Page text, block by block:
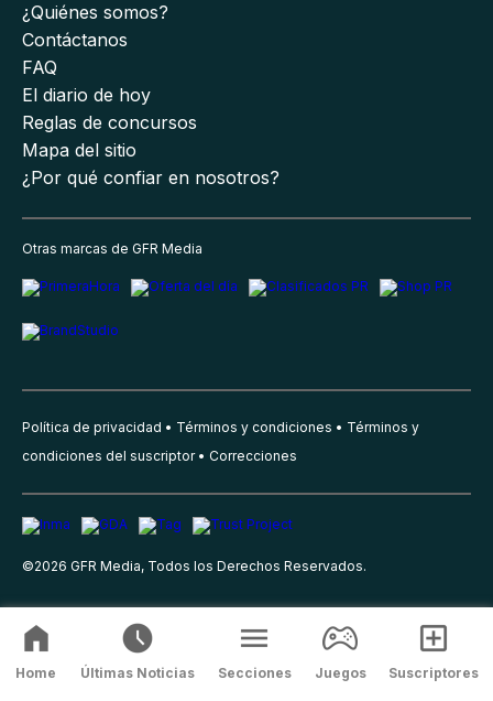
¿Quiénes somos?
Contáctanos
FAQ
El diario de hoy
Reglas de concursos
Mapa del sitio
¿Por qué confiar en nosotros?
Otras marcas de GFR Media
Política de privacidad Términos y condiciones
Términos y
condiciones del suscriptor
Correcciones
©2026 GFR Media, Todos los Derechos Reservados.
Home Últimas Noticias Secciones Juegos Suscriptores